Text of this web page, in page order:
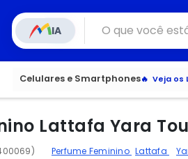
IA
Celulares e Smartphones
Veja os
Lattafa Yara
Perfume Feminino Lattafa